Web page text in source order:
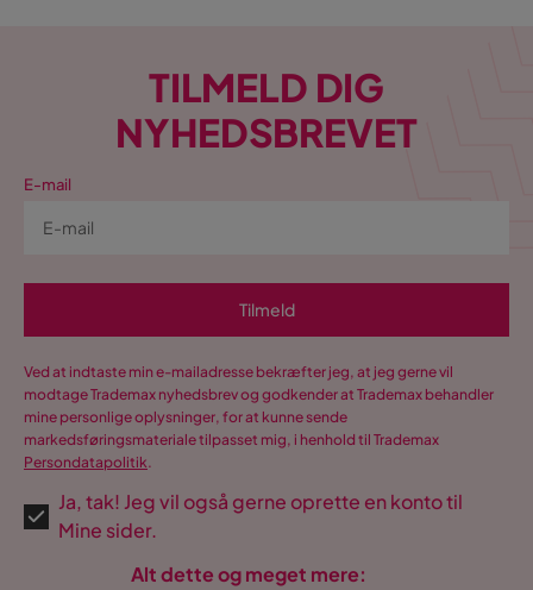
TILMELD DIG
NYHEDSBREVET
E-mail
Tilmeld
Ved at indtaste min e-mailadresse bekræfter jeg, at jeg gerne vil
modtage Trademax nyhedsbrev og godkender at Trademax behandler
mine personlige oplysninger, for at kunne sende
markedsføringsmateriale tilpasset mig, i henhold til Trademax
Persondatapolitik.
Ja, tak! Jeg vil også gerne oprette en konto til
Mine sider.
Alt dette og meget mere: